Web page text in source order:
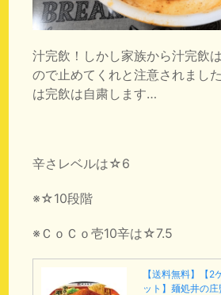
汁完飲！しかし家族から汁完飲
ので止めてくれと注意されまし
は完飲は自粛します…
辛さレベルは☆6
※☆10段階
※ＣｏＣｏ壱10辛は☆7.5
【送料無料】【2
ット】麺処井の